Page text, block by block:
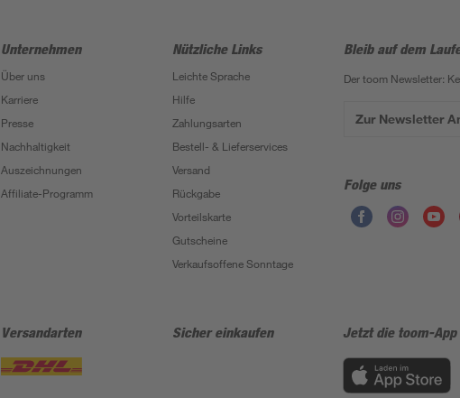
Unternehmen
Über uns
Karriere
Presse
Nachhaltigkeit
Auszeichnungen
Affiliate-Programm
Nützliche Links
Leichte Sprache
Hilfe
Zahlungsarten
Bestell- & Lieferservices
Versand
Rückgabe
Vorteilskarte
Gutscheine
Verkaufsoffene Sonntage
Bleib auf dem
Der toom Newsletter:
Zur Newsletter
Folge uns
Versandarten Sicher einkaufen Jetzt die toom-